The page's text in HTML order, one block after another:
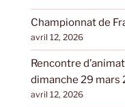
Championnat de
avril 12, 2026
Rencontre
dimanche 29 mars
avril 12, 2026